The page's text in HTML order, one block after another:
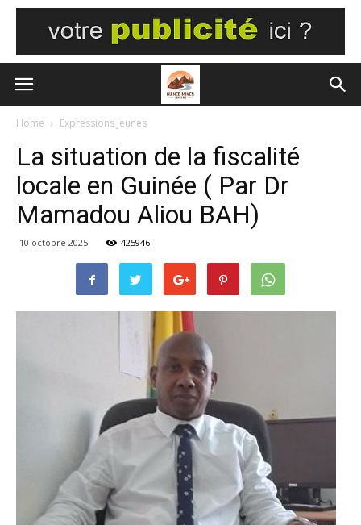
Home Expressions Jeunes
La situation de la fiscalité
locale en Guinée ( Par Dr
Mamadou Aliou BAH)
10 octobre 2025 425946